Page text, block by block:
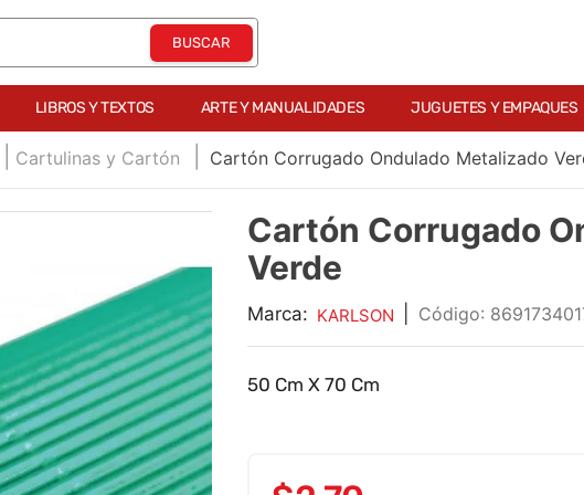
LIBROS Y TEXTOS ARTE Y MANUALIDADES JUGUETES Y EMPAQUES
Cartulinas y Cartón Cartón Corrugado Ondulado Metalizado
Cartón Corrugado
Verde
Marca: KARLSON :
50 Cm X 70 Cm